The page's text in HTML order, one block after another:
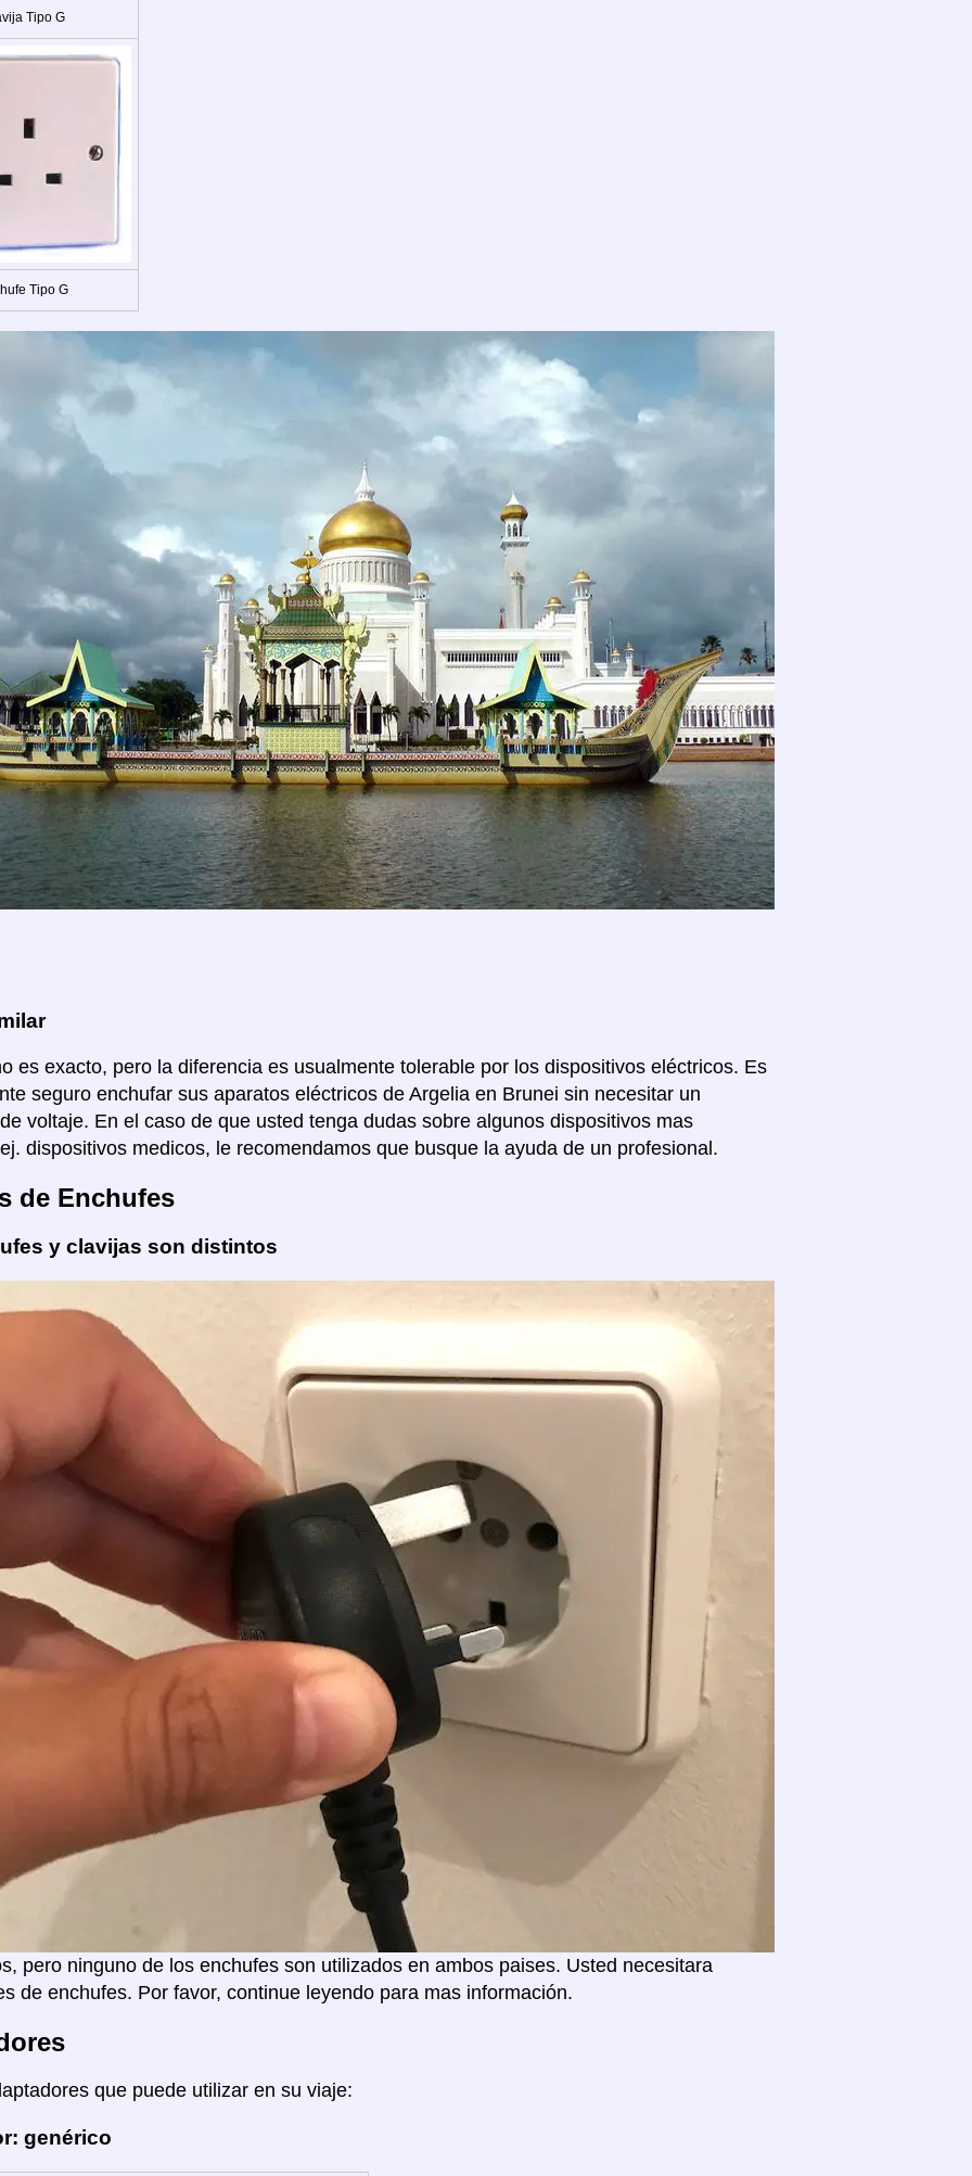
Tipo G
Tipo G
es exacto, pero la diferencia es usualmente tolerable por los dispositivos eléctricos. Es
seguro enchufar sus aparatos eléctricos de Argelia en Brunei sin necesitar un
voltaje. En el caso de que usted tenga dudas sobre algunos dispositivos mas
dispositivos medicos, le recomendamos que busque la ayuda de un profesional.
de Enchufes
y clavijas son distintos
pero ninguno de los enchufes son utilizados en ambos paises. Usted necesitara
de enchufes. Por favor, continue leyendo para mas información.
que puede utilizar en su viaje:
genérico